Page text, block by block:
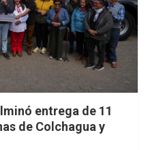
entrega de 11
de Colchagua y